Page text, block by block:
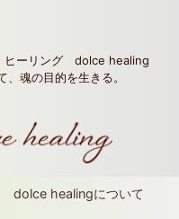
ヒーリング dolce healing
魂の目的を生きる。
dolce healingについて